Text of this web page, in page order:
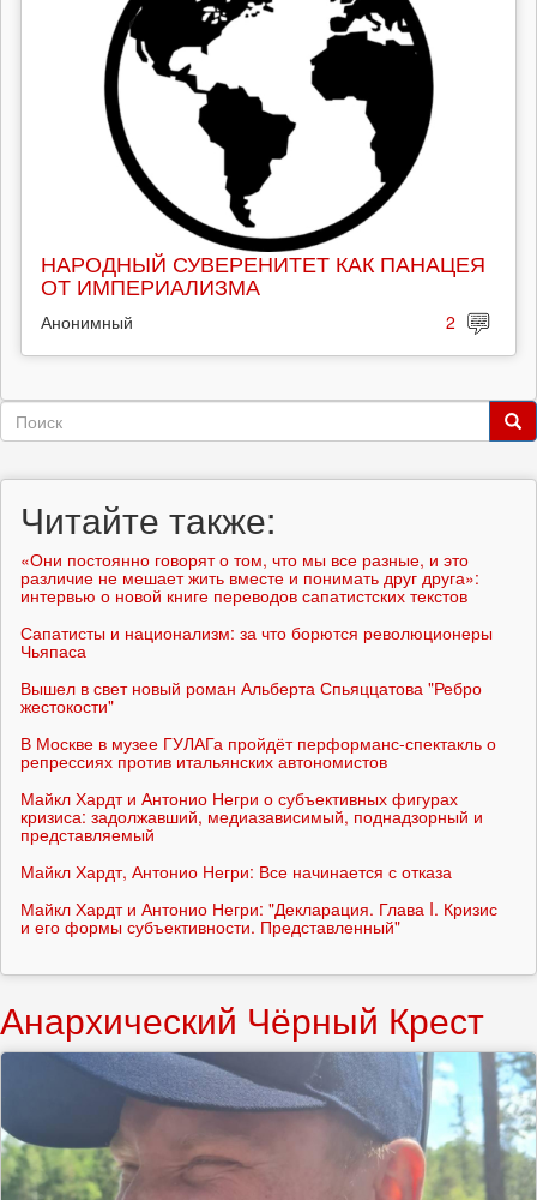
НАРОДНЫЙ СУВЕРЕНИТЕТ КАК ПАНАЦЕЯ
ОТ ИМПЕРИАЛИЗМА
Анонимный 2
Форма
Читайте также:
«Они постоянно говорят о том, что мы все разные, и это
различие не мешает жить вместе и понимать друг друга»:
интервью о новой книге переводов сапатистских текстов
Сапатисты и национализм: за что борются революционеры
Чьяпаса
Вышел в свет новый роман Альберта Спьяццатова "Ребро
жестокости"
В Москве в музее ГУЛАГа пройдёт перформанс-спектакль о
репрессиях против итальянских автономистов
Майкл Хардт и Антонио Негри о субъективных фигурах
кризиса: задолжавший, медиазависимый, поднадзорный и
представляемый
Майкл Хардт, Антонио Негри: Все начинается с отказа
Майкл Хардт и Антонио Негри: "Декларация. Глава I. Кризис
и его формы субъективности. Представленный"
Анархический Чёрный Крест